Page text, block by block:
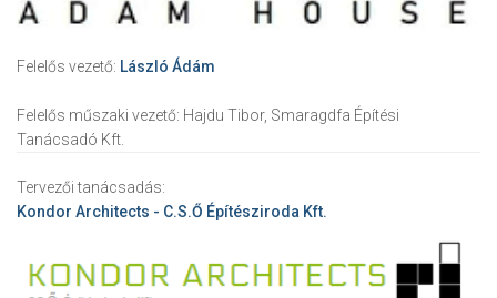
Felelős vezető: László Ádám
Felelős műszaki vezető: Hajdu Tibor, Smaragdfa Építési
Tanácsadó Kft.
Tervezői tanácsadás:
Kondor Architects - C.S.Ő Építésziroda Kft.